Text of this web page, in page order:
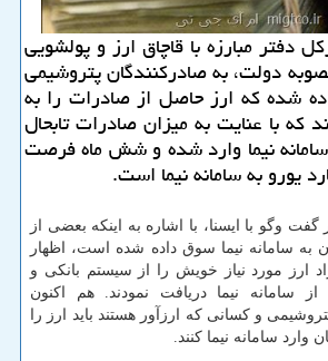
دفتر مبارزه با قاچاق ارز و پولشویی
دولت، به صادركنندگان پتروشیمی
شده كه ارز حاصل از صادرات را به
كه با عنایت به میزان صادرات تابحال
سامانه نیما وارد شده و شش ماه فرصت
گفت وگو با ایسنا، با اشاره به اینكه بعضی از
به سامانه نیما سوق داده شده است، اظهار
ارز مورد نیاز خویش را از سیستم بانكی و
سامانه نیما دریافت نمودند. هم اكنون
و كسانی كه ارزآور هستند باید ارز را